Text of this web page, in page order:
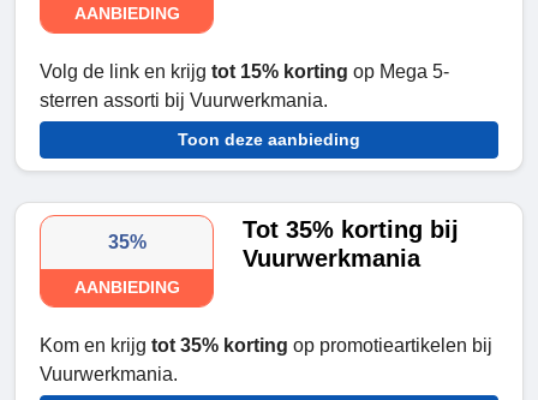
AANBIEDING
Volg de link en krijg tot 15% korting op Mega 5-
sterren assorti bij Vuurwerkmania.
Toon deze aanbieding
35%
AANBIEDING
Tot 35% korting bij
Vuurwerkmania
Kom en krijg tot 35% korting op promotieartikelen bij
Vuurwerkmania.